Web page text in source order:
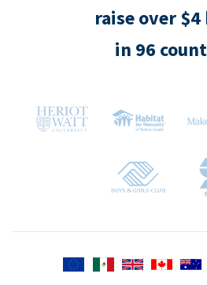
raise over
in 96